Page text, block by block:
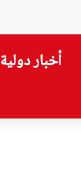
أخبار دولية